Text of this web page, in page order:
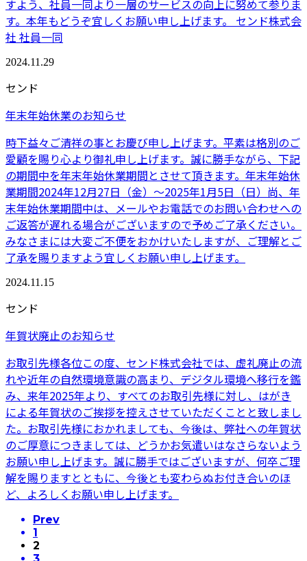
すよう、社員一同より一層のサービスの向上に努めて参りま
す。本年もどうぞ宜しくお願い申し上げます。 センド株式会
社 社員一同
2024.11.29
センド
年末年始休業のお知らせ
時下益々ご清祥の事とお慶び申し上げます。平素は格別のご
愛顧を賜り心より御礼申し上げます。誠に勝手ながら、下記
の期間中を年末年始休業期間とさせて頂きます。年末年始休
業期間2024年12月27日（金）～2025年1月5日（日）尚、年
末年始休業期間中は、メールやお電話でのお問い合わせへの
ご返答が遅れる場合がございますので予めご了承ください。
みなさまには大変ご不便をおかけいたしますが、ご理解とご
了承を賜りますよう宜しくお願い申し上げます。
2024.11.15
センド
年賀状廃止のお知らせ
お取引先様各位この度、センド株式会社では、虚礼廃止の流
れや近年の自然環境意識の高まり、デジタル環境へ移行を鑑
み、来年2025年より、すべてのお取引先様に対し、はがき
による年賀状のご挨拶を控えさせていただくことと致しまし
た。お取引先様におかれましても、今後は、弊社への年賀状
のご厚意につきましては、どうかお気遣いはなさらないよう
お願い申し上げます。誠に勝手ではございますが、何卒ご理
解を賜りますとともに、今後とも変わらぬお付き合いのほ
ど、よろしくお願い申し上げます。
Prev
1
2